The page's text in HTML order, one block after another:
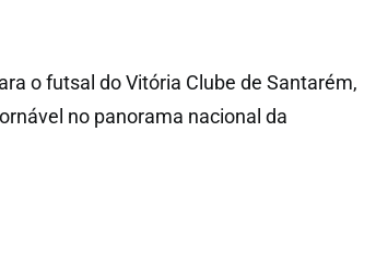
o futsal do Vitória Clube de Santarém,
no panorama nacional da